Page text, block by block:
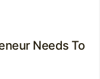
Needs To